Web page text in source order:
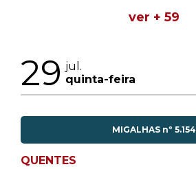
ver + 59
29 jul.
quinta-feira
MIGALHAS nº 5.154
QUENTES